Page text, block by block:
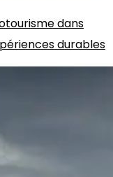
dans
durables